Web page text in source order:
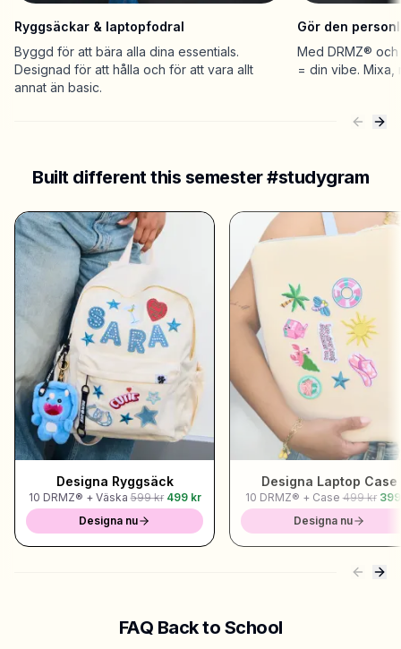
Ryggsäckar & laptopfodral
Byggd för att bära alla dina essentials.
Designad för att hålla och för att vara allt
annat än basic.
Gör den
Med DRMZ®
= din vibe. Mixa,
Built different this semester #studygram
Designa Ryggsäck
10 DRMZ® + Väska 599 kr 499 kr
Designa nu
Designa Laptop Case
10 DRMZ® + Case 499 kr
Designa nu
FAQ Back to School